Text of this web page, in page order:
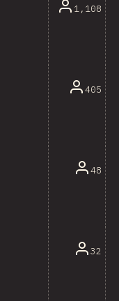
1,108
405
48
32